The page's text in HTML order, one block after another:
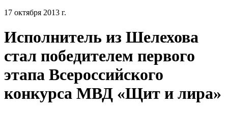
17 октября 2013 г.
Исполнитель из Шелехова
стал победителем первого
этапа Всероссийского
конкурса МВД «Щит и лира»